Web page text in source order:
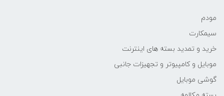
مودم
سیمکارت
خرید و تمدید بسته های اینترنت
موبایل و کامپیوتر و تجهیزات جانبی
گوشی موبایل